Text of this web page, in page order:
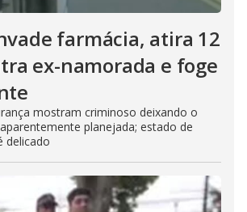
farmácia, atira 12
ex-namorada e foge
mostram criminoso deixando o
planejada; estado de
delicado